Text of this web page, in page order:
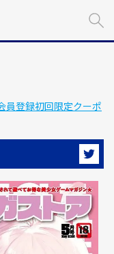
員登録初回限定クーポ